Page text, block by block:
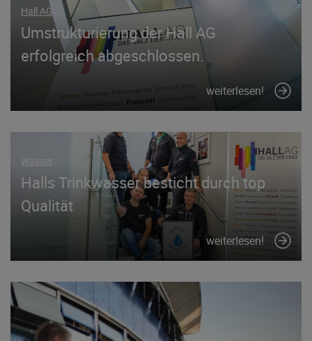
Hall AG
Umstrukturierung der Hall AG
erfolgreich abgeschlossen.
weiterlesen!
Wasser
Halls Trinkwasser besticht durch top
Qualität
weiterlesen!